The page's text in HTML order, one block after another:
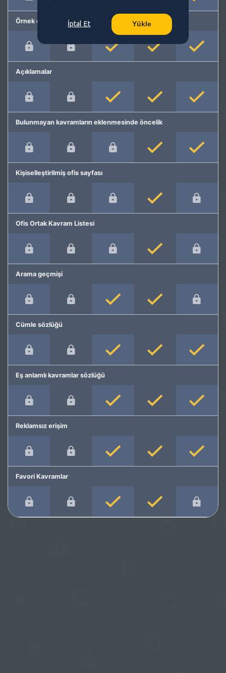
Örnek cümleler
Açıklamalar
Bulunmayan kavramların eklenmesinde öncelik
Kişiselleştirilmiş ofis sayfası
Ofis Ortak Kavram Listesi
Arama geçmişi
Cümle sözlüğü
Eş anlamlı kavramlar sözlüğü
Reklamsız erişim
Favori Kavramlar
İptal Et Yükle